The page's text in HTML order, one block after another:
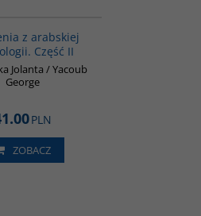
z arabskiej
Część II
Jolanta / Yacoub
George
PLN
ZOBACZ